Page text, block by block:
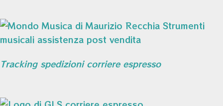
Tracking spedizioni corriere espresso